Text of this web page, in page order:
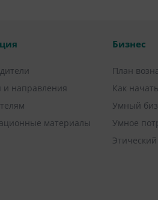
и направления
материалы
Бизнес
План
Как
Умный
Умное
Этический